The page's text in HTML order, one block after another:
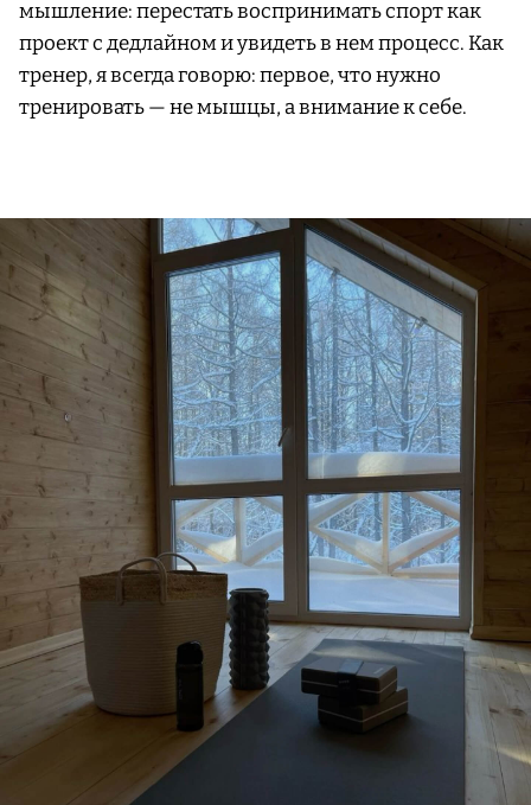
мышление: перестать воспринимать спорт как
проект с дедлайном и увидеть в нем процесс. Как
тренер, я всегда говорю: первое, что нужно
тренировать — не мышцы, а внимание к себе.